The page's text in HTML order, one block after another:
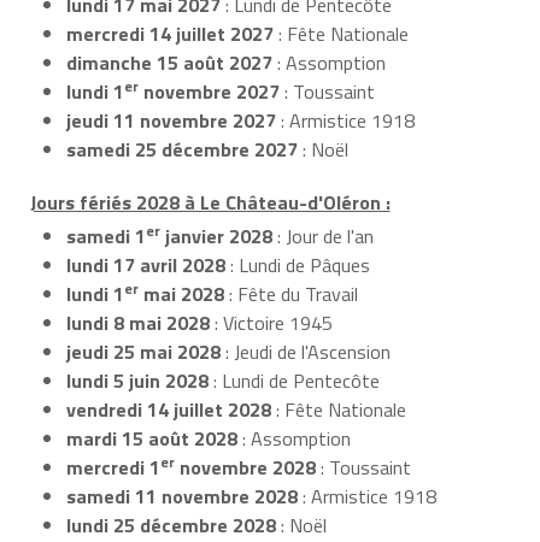
mercredi 14 juillet 2027: Fête Nationale
dimanche 15 août 2027: Assomption
lundi 1er novembre 2027: Toussaint
jeudi 11 novembre 2027: Armistice 1918
samedi 25 décembre 2027: Noël
Jours fériés 2028 à Le Château-d'Oléron :
samedi 1er janvier 2028: Jour de l'an
lundi 17 avril 2028: Lundi de Pâques
lundi 1er mai 2028: Fête du Travail
lundi 8 mai 2028: Victoire 1945
jeudi 25 mai 2028: Jeudi de l'Ascension
lundi 5 juin 2028: Lundi de Pentecôte
vendredi 14 juillet 2028: Fête Nationale
mardi 15 août 2028: Assomption
mercredi 1er novembre 2028: Toussaint
samedi 11 novembre 2028: Armistice 1918
lundi 25 décembre 2028: Noël